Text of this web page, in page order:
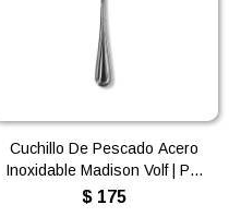
Cuchillo De Pescado Acero
Inoxidable Madison Volf | Por
unidad
$ 175